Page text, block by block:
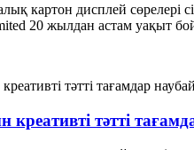
картон дисплей сөрелері
20 жылдан астам уақыт
креативті тәтті